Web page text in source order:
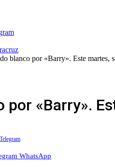
blanco por «Barry». Este martes,
por «Barry».
Telegram
WhatsApp